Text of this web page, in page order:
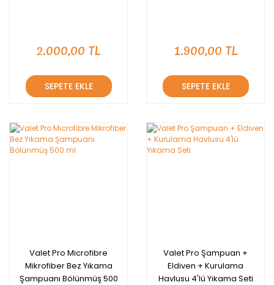
2.000,00 TL
SEPETE EKLE
1.900,00 TL
SEPETE EKLE
Valet Pro Microfibre
Mikrofiber Bez Yıkama
Şampuanı Bölünmüş 500
Valet Pro Şampuan +
Eldiven + Kurulama
Havlusu 4'lü Yıkama Seti